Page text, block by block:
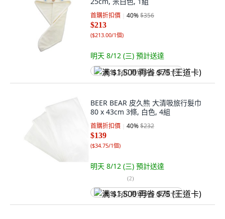
首購折扣價 40%$356
$213
($213.00/1個)
明天 8/12 (三) 預計送達
满 $1,500 再省 $75 (王道卡)
BEER BEAR 皮久熊 大清吸旅行髮巾
80 x 43cm 3條, 白色, 4組
首購折扣價 40%$232
$139
($34.75/1個)
明天 8/12 (三) 預計送達
(2)
满 $1,500 再省 $75 (王道卡)